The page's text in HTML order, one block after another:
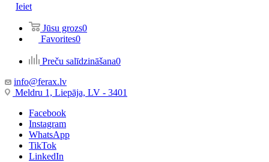
Ieiet
Jūsu grozs0
Favorites0
Preču salīdzināšana0
info@ferax.lv
Meldru 1, Liepāja, LV - 3401
Facebook
Instagram
WhatsApp
TikTok
LinkedIn